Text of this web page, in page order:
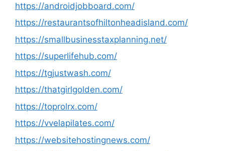
https://androidjobboard.com/
https://restaurantsofhiltonheadisland.com/
https://smallbusinesstaxplanning.net/
https://superlifehub.com/
https://tgjustwash.com/
https://thatgirlgolden.com/
https://toprolrx.com/
https://vvelapilates.com/
https://websitehostingnews.com/